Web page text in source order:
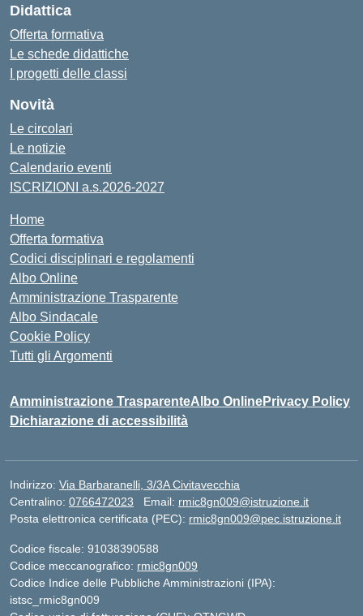
Didattica
Offerta formativa
Le schede didattiche
I progetti delle classi
Novità
Le circolari
Le notizie
Calendario eventi
ISCRIZIONI a.s.2026-2027
Home
Offerta formativa
Codici disciplinari e regolamenti
Albo Online
Amministrazione Trasparente
Albo Sindacale
Cookie Policy
Tutti gli Argomenti
Amministrazione TrasparenteAlbo OnlinePrivacy Policy
Dichiarazione di accessibilità
Indirizzo: Via Barbaranelli, 3/3A Civitavecchia
Centralino: 0766472023 Email: rmic8gn009@istruzione.it
Posta elettronica certificata (PEC): rmic8gn009@pec.istruzione.it
Codice fiscale: 91038390588
Codice meccanografico: rmic8gn009
Codice Indice delle Pubbliche Amministrazioni (IPA):
istsc_rmic8gn009